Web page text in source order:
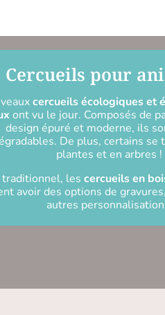
Cercueils pour
cercueils écologiques et
ont vu le jour. Composés de
design épuré et moderne, ils
De plus, certains se
plantes et en arbres !
traditionnel, les cercueils en
avoir des options de
autres